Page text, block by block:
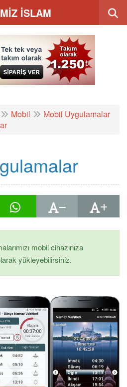
İSLAM
Mobil
Mobil Uygulamalar
mobil cihazınıza
yükleyebilirsiniz.